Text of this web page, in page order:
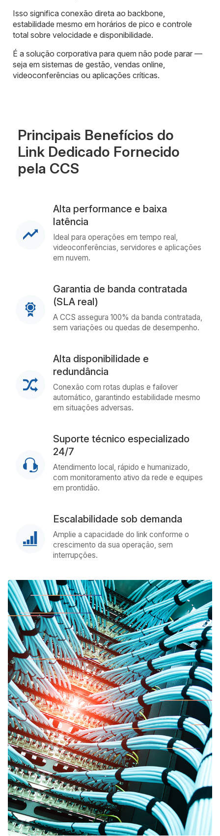
Isso significa conexão direta ao backbone,
estabilidade mesmo em horários de pico e controle
total sobre velocidade e disponibilidade.
É a solução corporativa para quem não pode parar —
seja em sistemas de gestão, vendas online,
videoconferências ou aplicações críticas.
Principais Benefícios do
Link Dedicado Fornecido
pela CCS
Alta performance e baixa
latência
Ideal para operações em tempo real,
videoconferências, servidores e aplicações
em nuvem.
Garantia de banda contratada
(SLA real)
A CCS assegura 100% da banda contratada,
sem variações ou quedas de desempenho.
Alta disponibilidade e
redundância
Conexão com rotas duplas e failover
automático, garantindo estabilidade mesmo
em situações adversas.
Suporte técnico especializado
24/7
Atendimento local, rápido e humanizado,
com monitoramento ativo da rede e equipes
em prontidão.
Escalabilidade sob demanda
Amplie a capacidade do link conforme o
crescimento da sua operação, sem
interrupções.